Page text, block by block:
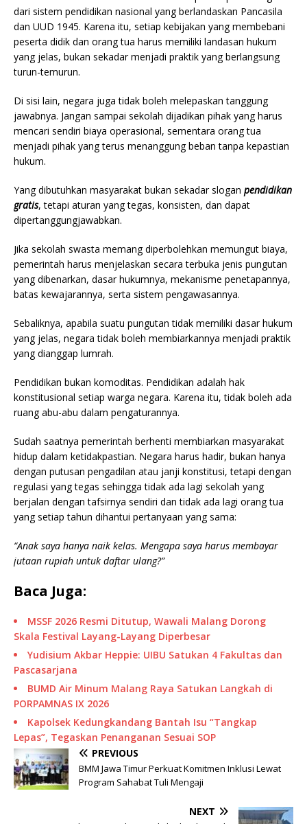
dari sistem pendidikan nasional yang berlandaskan Pancasila
dan UUD 1945. Karena itu, setiap kebijakan yang membebani
peserta didik dan orang tua harus memiliki landasan hukum
yang jelas, bukan sekadar menjadi praktik yang berlangsung
turun-temurun.
Di sisi lain, negara juga tidak boleh melepaskan tanggung
jawabnya. Jangan sampai sekolah dijadikan pihak yang harus
mencari sendiri biaya operasional, sementara orang tua
menjadi pihak yang terus menanggung beban tanpa kepastian
hukum.
Yang dibutuhkan masyarakat bukan sekadar slogan pendidikan
gratis, tetapi aturan yang tegas, konsisten, dan dapat
dipertanggungjawabkan.
Jika sekolah swasta memang diperbolehkan memungut biaya,
pemerintah harus menjelaskan secara terbuka jenis pungutan
yang dibenarkan, dasar hukumnya, mekanisme penetapannya,
batas kewajarannya, serta sistem pengawasannya.
Sebaliknya, apabila suatu pungutan tidak memiliki dasar hukum
yang jelas, negara tidak boleh membiarkannya menjadi praktik
yang dianggap lumrah.
Pendidikan bukan komoditas. Pendidikan adalah hak
konstitusional setiap warga negara. Karena itu, tidak boleh ada
ruang abu-abu dalam pengaturannya.
Sudah saatnya pemerintah berhenti membiarkan masyarakat
hidup dalam ketidakpastian. Negara harus hadir, bukan hanya
dengan putusan pengadilan atau janji konstitusi, tetapi dengan
regulasi yang tegas sehingga tidak ada lagi sekolah yang
berjalan dengan tafsirnya sendiri dan tidak ada lagi orang tua
yang setiap tahun dihantui pertanyaan yang sama:
“Anak saya hanya naik kelas. Mengapa saya harus membayar
jutaan rupiah untuk daftar ulang?”
Baca Juga:
MSSF 2026 Resmi Ditutup, Wawali Malang Dorong
Skala Festival Layang-Layang Diperbesar
Yudisium Akbar Heppie: UIBU Satukan 4 Fakultas dan
Pascasarjana
BUMD Air Minum Malang Raya Satukan Langkah di
PORPAMNAS IX 2026
Kapolsek Kedungkandang Bantah Isu “Tangkap
Lepas”, Tegaskan Penanganan Sesuai SOP
PREVIOUS
BMM Jawa Timur Perkuat Komitmen Inklusi Lewat
Program Sahabat Tuli Mengaji
NEXT